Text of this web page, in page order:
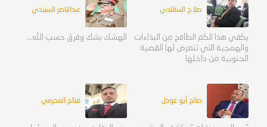
صلاح السقلدي
يكفي هذا الكم الطافح من البذاءات
والهمجية التي تتعرض لها القضية
الجنوبية من داخلها
عبدالناصر السنيدي
الهشك بشك وفرق حسب الله...
صالح أبو عوذل فتاح المحرمي